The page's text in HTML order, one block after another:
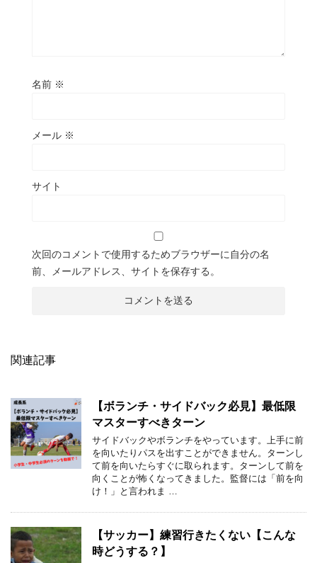
名前 ※
メール ※
サイト
次回のコメントで使用するためブラウザーに自分の名
前、メールアドレス、サイトを保存する。
関連記事
【ボランチ・サイドバック必見】最低限
マスターすべきターン
サイドバックやボランチをやっています。上手に前
を向いたりパスを出すことができません。ターンし
て前を向いたらすぐに取られます。ターンして前を
向くことが怖くなってきました。監督には「前を向
け！」と言われま …
【サッカー】練習行きたくない【こんな
時どうする？】